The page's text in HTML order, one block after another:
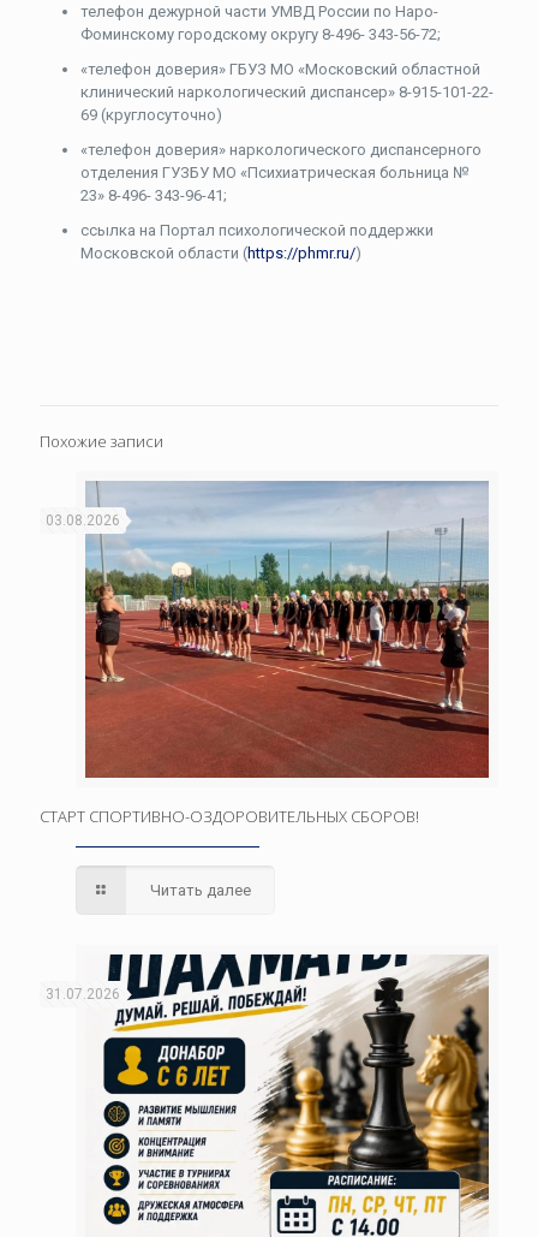
телефон дежурной части УМВД России по Наро-
Фоминскому городскому округу 8-496- 343-56-72;
«телефон доверия» ГБУЗ МО «Московский областной
клинический наркологический диспансер» 8-915-101-22-
69 (круглосуточно)
«телефон доверия» наркологического диспансерного
отделения ГУЗБУ МО «Психиатрическая больница №
23» 8-496- 343-96-41;
ссылка на Портал психологической поддержки
Московской области (https://phmr.ru/)
Похожие записи
03.08.2026
СТАРТ СПОРТИВНО-ОЗДОРОВИТЕЛЬНЫХ СБОРОВ!
Читать далее
31.07.2026